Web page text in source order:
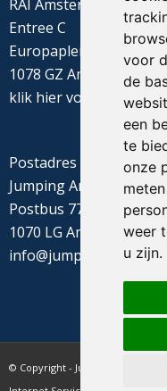
voor
de
een
te
onze
weer
u zijn.
RAI Amsterdam
Entree C
Europaplein 22
1078 GZ Amsterdam
klik hiervoor de
Postadres
Jumping Amsterdam
Postbus 77655
1070 LG Amsterdam
© Copyright - Jumping